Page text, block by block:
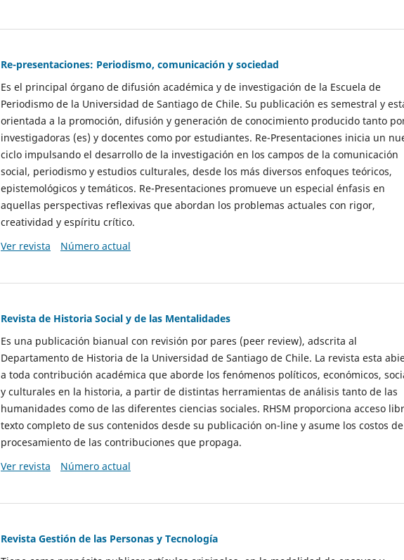
Re-presentaciones: Periodismo, comunicación y sociedad
Es el principal órgano de difusión académica y de investigación de la Escuela de
Periodismo de la Universidad de Santiago de Chile. Su publicación es semestral y
orientada a la promoción, difusión y generación de conocimiento producido tanto
investigadoras (es) y docentes como por estudiantes. Re-Presentaciones inicia un
ciclo impulsando el desarrollo de la investigación en los campos de la comunicación
social, periodismo y estudios culturales, desde los más diversos enfoques teóricos,
epistemológicos y temáticos. Re-Presentaciones promueve un especial énfasis en
aquellas perspectivas reflexivas que abordan los problemas actuales con rigor,
creatividad y espíritu crítico.
Ver revista
Número actual
Revista de Historia Social y de las Mentalidades
Es una publicación bianual con revisión por pares (peer review), adscrita al
Departamento de Historia de la Universidad de Santiago de Chile. La revista esta
a toda contribución académica que aborde los fenómenos políticos, económicos,
y culturales en la historia, a partir de distintas herramientas de análisis tanto de las
humanidades como de las diferentes ciencias sociales. RHSM proporciona acceso
texto completo de sus contenidos desde su publicación on-line y asume los costos de
procesamiento de las contribuciones que propaga.
Ver revista
Número actual
Revista Gestión de las Personas y Tecnología